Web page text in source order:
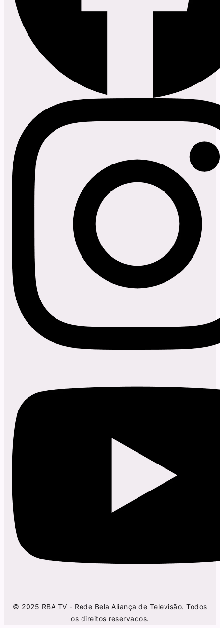
© 2025 RBA TV - Rede Bela Aliança de Televisão. Todos
os direitos reservados.